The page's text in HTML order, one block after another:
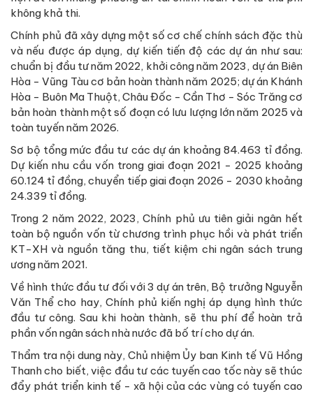
không khả thi.
Chính phủ đã xây dựng một số cơ chế chính sách đặc thù
và nếu được áp dụng, dự kiến tiến độ các dự án như sau:
chuẩn bị đầu tư năm 2022, khởi công năm 2023, dự án Biên
Hòa - Vũng Tàu cơ bản hoàn thành năm 2025; dự án Khánh
Hòa - Buôn Ma Thuột, Châu Đốc - Cần Thơ - Sóc Trăng cơ
bản hoàn thành một số đoạn có lưu lượng lớn năm 2025 và
toàn tuyến năm 2026.
Sơ bộ tổng mức đầu tư các dự án khoảng 84.463 tỉ đồng.
Dự kiến nhu cầu vốn trong giai đoạn 2021 - 2025 khoảng
60.124 tỉ đồng, chuyển tiếp giai đoạn 2026 - 2030 khoảng
24.339 tỉ đồng.
Trong 2 năm 2022, 2023, Chính phủ ưu tiên giải ngân hết
toàn bộ nguồn vốn từ chương trình phục hồi và phát triển
KT-XH và nguồn tăng thu, tiết kiệm chi ngân sách trung
ương năm 2021.
Về hình thức đầu tư đối với 3 dự án trên, Bộ trưởng Nguyễn
Văn Thể cho hay, Chính phủ kiến nghị áp dụng hình thức
đầu tư công. Sau khi hoàn thành, sẽ thu phí để hoàn trả
phần vốn ngân sách nhà nước đã bố trí cho dự án.
Thẩm tra nội dung này, Chủ nhiệm Ủy ban Kinh tế Vũ Hồng
Thanh cho biết, việc đầu tư các tuyến cao tốc này sẽ thúc
đẩy phát triển kinh tế - xã hội của các vùng có tuyến cao